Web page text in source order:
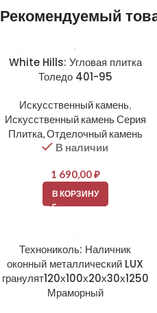
Рекомендуемый
White Hills: Угловая плитка
Толедо 401-95
Искусственный камень,
Искусственный камень Серия
Плитка, Отделочный камень
В наличии
1 690,00₽
В КОРЗИНУ
Технониколь: Наличник
оконный металлический LUX
гранулят120х100х20х30х1250
Мраморный